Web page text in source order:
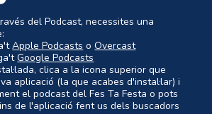
del Podcast, necessites una
Apple Podcasts oOvercast
Google Podcasts
clica a la icona superior que
aplicació (la que acabes d'instal·lar) i
el podcast del Fes Ta Festa o pots
de l'aplicació fent us dels buscadors